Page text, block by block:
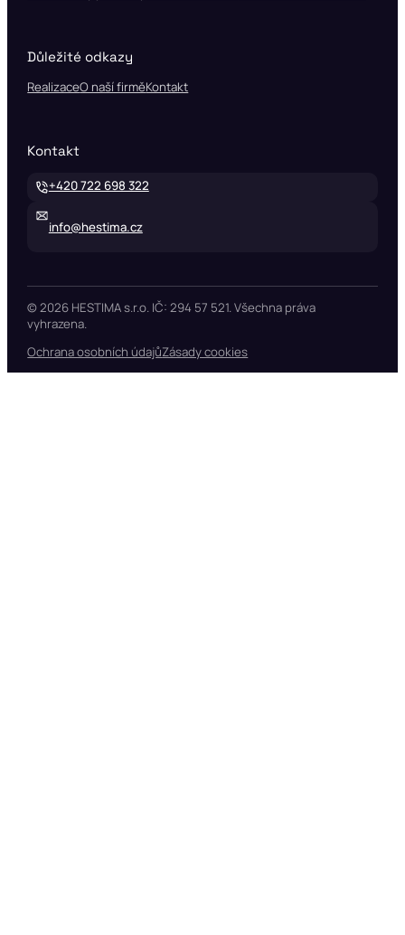
Důležité odkazy
RealizaceO naší firměKontakt
Kontakt
+420 722 698 322
info@hestima.cz
© 2026 HESTIMA s.r.o. IČ: 294 57 521. Všechna práva
vyhrazena.
Ochrana osobních údajůZásady cookies